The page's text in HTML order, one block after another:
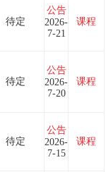
待定
公告
2026-
7-21
课程
待定
公告
2026-
7-20
课程
待定
公告
2026-
7-15
课程